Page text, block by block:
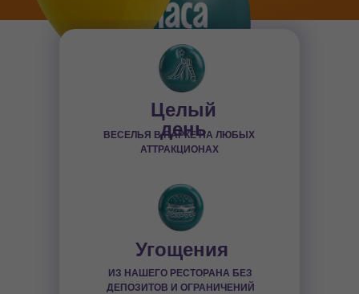
Целый
день
ВЕСЕЛЬЯ В ПАРКЕ НА ЛЮБЫХ
АТТРАКЦИОНАХ
Угощения
ИЗ НАШЕГО РЕСТОРАНА БЕЗ
ДЕПОЗИТОВ И ОГРАНИЧЕНИЙ